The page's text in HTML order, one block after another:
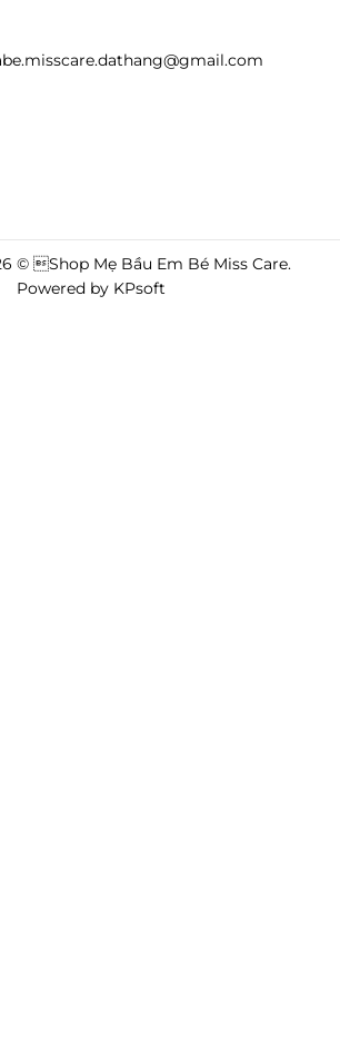
© Shop Mẹ Bầu Em Bé Miss Care.
Powered by KPsoft